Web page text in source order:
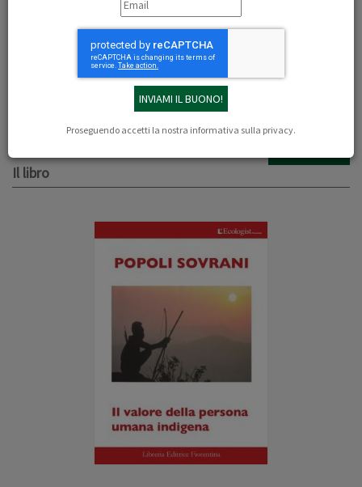
Proseguendo accetti la nostra informativa sulla privacy.
Il libro contiene i saggi più importanti in materia usciti nelle varie
edizioni internazionali dell'Ecologist e alcuni inediti che portano la
firma tra gli altri di Edward Goldsmith, Vandana Shiva, Jerry Mander,
Bruce Chatwin, con il contributo fondamentale di Survival
International.
Il libro